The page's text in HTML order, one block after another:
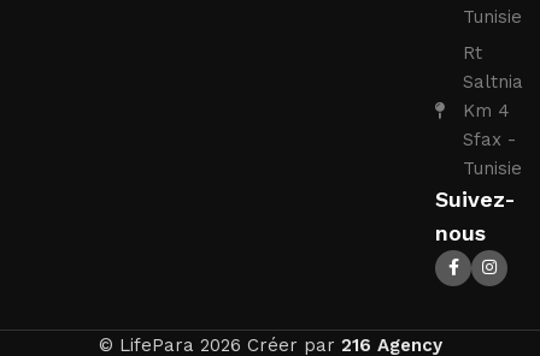
Tunisie
Rt
Saltnia
Km 4
Sfax -
Tunisie
Suivez-
nous
© LifePara 2026 Créer par 216 Agency